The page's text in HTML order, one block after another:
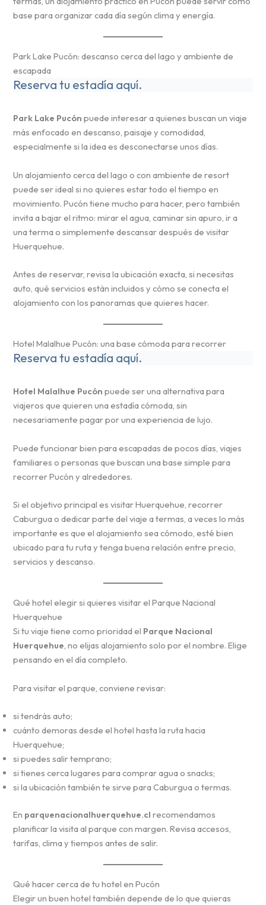
base para organizar cada día según clima y energía.
Park Lake Pucón: descanso cerca del lago y ambiente de
escapada
Reserva tu estadía aquí.
Park Lake Pucón puede interesar a quienes buscan un viaje
más enfocado en descanso, paisaje y comodidad,
especialmente si la idea es desconectarse unos días.
Un alojamiento cerca del lago o con ambiente de resort
puede ser ideal si no quieres estar todo el tiempo en
movimiento. Pucón tiene mucho para hacer, pero también
invita a bajar el ritmo: mirar el agua, caminar sin apuro, ir a
una terma o simplemente descansar después de visitar
Huerquehue.
Antes de reservar, revisa la ubicación exacta, si necesitas
auto, qué servicios están incluidos y cómo se conecta el
alojamiento con los panoramas que quieres hacer.
Hotel Malalhue Pucón: una base cómoda para recorrer
Reserva tu estadía aquí.
Hotel Malalhue Pucón puede ser una alternativa para
viajeros que quieren una estadía cómoda, sin
necesariamente pagar por una experiencia de lujo.
Puede funcionar bien para escapadas de pocos días, viajes
familiares o personas que buscan una base simple para
recorrer Pucón y alrededores.
Si el objetivo principal es visitar Huerquehue, recorrer
Caburgua o dedicar parte del viaje a termas, a veces lo más
importante es que el alojamiento sea cómodo, esté bien
ubicado para tu ruta y tenga buena relación entre precio,
servicios y descanso.
Qué hotel elegir si quieres visitar el Parque Nacional
Huerquehue
Si tu viaje tiene como prioridad el Parque Nacional
Huerquehue, no elijas alojamiento solo por el nombre. Elige
pensando en el día completo.
Para visitar el parque, conviene revisar:
si tendrás auto;
cuánto demoras desde el hotel hasta la ruta hacia
Huerquehue;
si puedes salir temprano;
si tienes cerca lugares para comprar agua o snacks;
si la ubicación también te sirve para Caburgua o termas.
En parquenacionalhuerquehue.cl recomendamos
planificar la visita al parque con margen. Revisa accesos,
tarifas, clima y tiempos antes de salir.
Qué hacer cerca de tu hotel en Pucón
Elegir un buen hotel también depende de lo que quieras